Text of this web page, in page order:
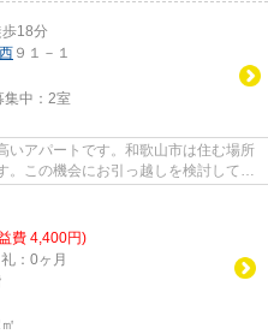
歩18分
９１－１
中： 2室
いアパートです。和歌山市は住む場所
。この機会にお引っ越しを検討してみ
費 4,400円)
：0ヶ月